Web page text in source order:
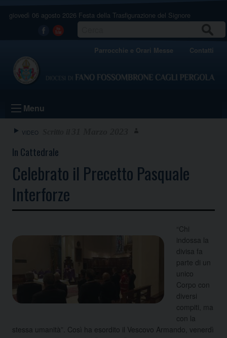
giovedì 06 agosto 2026 Festa della Trasfigurazione del Signore
Facebook
Youtube
Parrocchie e Orari Messe Contatti
Menu
VIDEO
In Cattedrale
Celebrato il Precetto Pasquale
Interforze
“Chi
indossa la
divisa fa
parte di un
unico
Corpo con
diversi
compiti, ma
con la
stessa umanità”. Così ha esordito il Vescovo Armando, venerdì